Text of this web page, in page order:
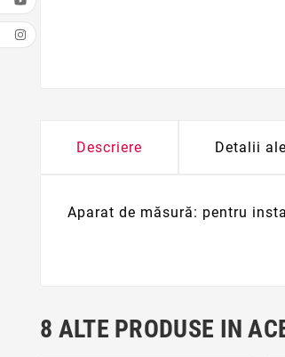
Descriere Detalii
Aparat de măsură: pentru
8 ALTE PRODUSE IN